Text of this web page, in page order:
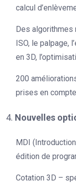
calcul
Des algorithmes
ISO, le palpage,
en 3D,
200
prises en
4. Nouvelles
MDI
édition de
Cotation 3D –